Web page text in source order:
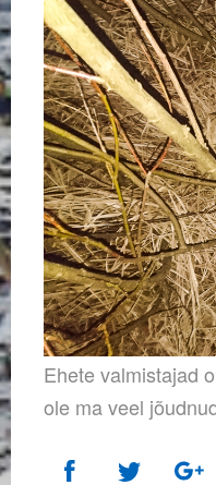
Ehete valmistajad
ole ma veel